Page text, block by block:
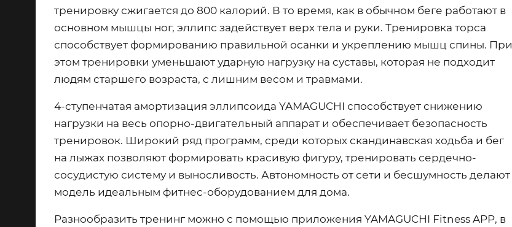
тренировку сжигается до 800 калорий. В то время, как в обычном беге работают в
основном мышцы ног, эллипс задействует верх тела и руки. Тренировка торса
способствует формированию правильной осанки и укреплению мышц спины. При
этом тренировки уменьшают ударную нагрузку на суставы, которая не подходит
людям старшего возраста, с лишним весом и травмами.
4-ступенчатая амортизация эллипсоида YAMAGUCHI способствует снижению
нагрузки на весь опорно-двигательный аппарат и обеспечивает безопасность
тренировок. Широкий ряд программ, среди которых скандинавская ходьба и бег
на лыжах позволяют формировать красивую фигуру, тренировать сердечно-
сосудистую систему и выносливость. Автономность от сети и бесшумность делают
модель идеальным фитнес-оборудованием для дома.
Разнообразить тренинг можно с помощью приложения YAMAGUCHI Fitness APP, в